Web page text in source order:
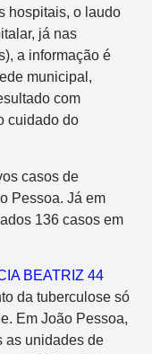
hospitais, o laudo
já nas
a informação é
municipal,
com
cuidado do
casos de
Pessoa. Já em
136 casos em
da tuberculose só
Em João Pessoa,
as unidades de